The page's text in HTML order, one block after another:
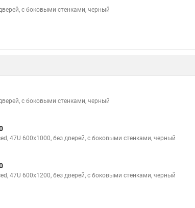
с боковыми стенками, черный
с боковыми стенками, черный
47U 600x1000, без дверей, с боковыми стенками, черный
47U 600x1200, без дверей, с боковыми стенками, черный